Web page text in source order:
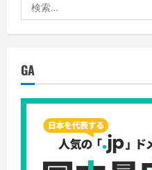
髪」
を
詳
を
覧
く
だ
さ
い
索:
GA